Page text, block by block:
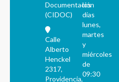
Documentación
(CIDOC)
Calle
Alberto
Henckel
2317,
Providencia,
los
días
lunes,
martes
y
miércoles
de
09:30